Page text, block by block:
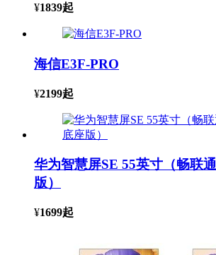
¥1839起
海信E3F-PRO
¥2199起
华为智慧屏SE 55英寸（畅联
版）
¥1699起